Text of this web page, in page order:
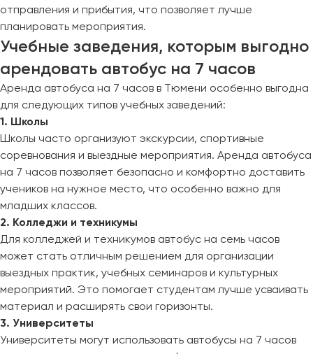
отправления и прибытия, что позволяет лучше
планировать мероприятия.
Учебные заведения, которым выгодно
арендовать автобус на 7 часов
Аренда автобуса на 7 часов в Тюмени особенно выгодна
для следующих типов учебных заведений:
1. Школы
Школы часто организуют экскурсии, спортивные
соревнования и выездные мероприятия. Аренда автобуса
на 7 часов позволяет безопасно и комфортно доставить
учеников на нужное место, что особенно важно для
младших классов.
2. Колледжи и техникумы
Для колледжей и техникумов автобус на семь часов
может стать отличным решением для организации
выездных практик, учебных семинаров и культурных
мероприятий. Это помогает студентам лучше усваивать
материал и расширять свои горизонты.
3. Университеты
Университеты могут использовать автобусы на 7 часов